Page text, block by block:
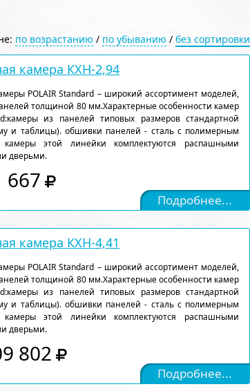
по возрастанию / по убыванию / без сортировки
камера КХН-2,94
POLAIR Standard – широкий ассортимент моделей,
толщиной 80 мм.Характерные особенности камер
из панелей типовых размеров стандартной
и таблицы). обшивки панелей - сталь с полимерным
камеры этой линейки комплектуются распашными
дверьми.
667
Подробнее...
камера КХН-4,41
POLAIR Standard – широкий ассортимент моделей,
толщиной 80 мм.Характерные особенности камер
из панелей типовых размеров стандартной
и таблицы). обшивки панелей - сталь с полимерным
камеры этой линейки комплектуются распашными
дверьми.
802
Подробнее...